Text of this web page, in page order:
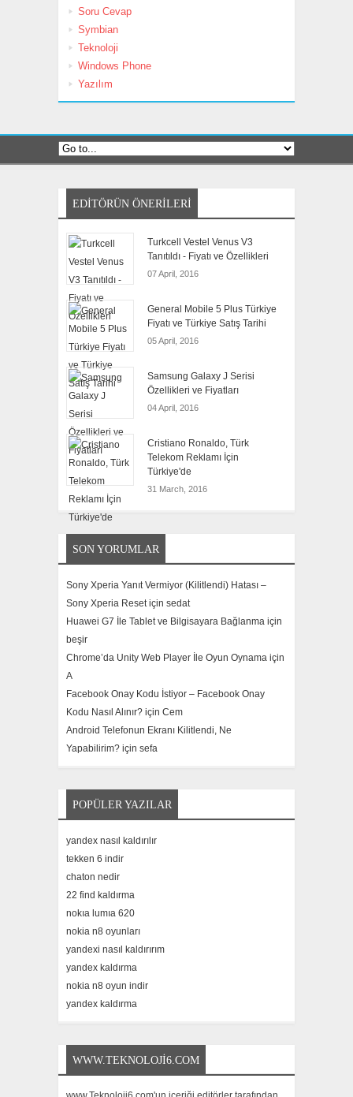
Soru Cevap
Symbian
Teknoloji
Windows Phone
Yazılım
EDITÖRÜN ÖNERILERI
Turkcell Vestel Venus V3
Tanıtıldı - Fiyatı ve Özellikleri
07 April, 2016
General Mobile 5 Plus Türkiye
Fiyatı ve Türkiye Satış Tarihi
05 April, 2016
Samsung Galaxy J Serisi
Özellikleri ve Fiyatları
04 April, 2016
Cristiano Ronaldo, Türk
Telekom Reklamı İçin
Türkiye'de
31 March, 2016
SON YORUMLAR
Sony Xperia Yanıt Vermiyor (Kilitlendi) Hatası –
Sony Xperia Reset için sedat
Huawei G7 İle Tablet ve Bilgisayara Bağlanma için
beşir
Chrome’da Unity Web Player İle Oyun Oynama için
A
Facebook Onay Kodu İstiyor – Facebook Onay
Kodu Nasıl Alınır? için Cem
Android Telefonun Ekranı Kilitlendi, Ne
Yapabilirim? için sefa
POPÜLER YAZILAR
yandex nasıl kaldırılır
tekken 6 indir
chaton nedir
22 find kaldırma
nokıa lumıa 620
nokia n8 oyunları
yandexi nasıl kaldırırım
yandex kaldırma
nokia n8 oyun indir
yandex kaldırma
WWW.TEKNOLOJI6.COM